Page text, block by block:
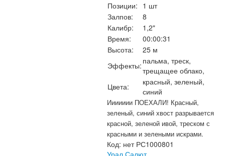
Позиции: 1 шт
Залпов:
8
Калибр:
1,2"
Время:
00:00:31
Высота:
25 м
Эффекты: пальма, треск,
трещащее облако,
Цвета:
красный, зеленый,
синий
Иииииии ПОЕХАЛИ! Красный,
зеленый, синий хвост разрывается
красной, зеленой ивой, треском с
красными и зелеными искрами.
Код: нет РС1000801
Урал Салют